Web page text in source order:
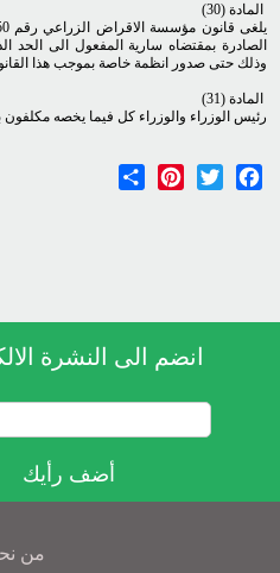
المادة (30)
الصادرة بمقتضاه سارية المفعول الى الحد
وذلك حتى صدور انظمة خاصة بموجب هذا
المادة (31)
رئيس الوزراء والوزراء كل فيما يخصه مكلفون
Facebook
Twitter
Pinterest
انضم الى النشرة
أضف رأيك
من